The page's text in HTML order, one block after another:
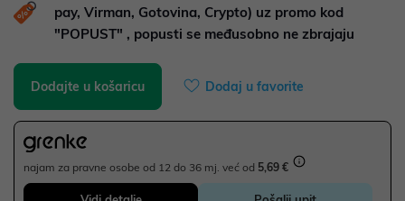
pay, Virman, Gotovina, Crypto) uz promo kod
"POPUST" , popusti se međusobno ne zbrajaju
Dodajte u košaricu Dodaj u favorite
najam za pravne osobe od 12 do 36 mj. već od 5,69 €